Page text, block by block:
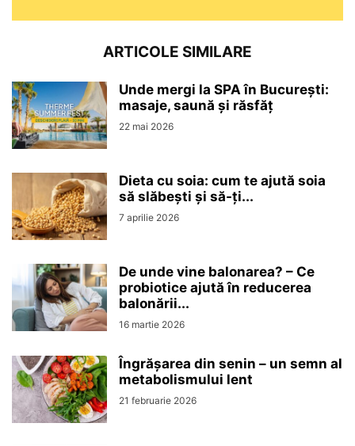
ARTICOLE SIMILARE
Unde mergi la SPA în București:
masaje, saună și răsfăț
22 mai 2026
Dieta cu soia: cum te ajută soia
să slăbești și să-ți...
7 aprilie 2026
De unde vine balonarea? – Ce
probiotice ajută în reducerea
balonării...
16 martie 2026
Îngrășarea din senin – un semn al
metabolismului lent
21 februarie 2026